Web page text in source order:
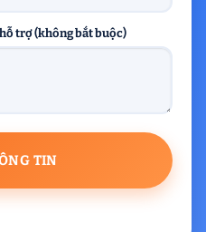
trợ (không bắt buộc)